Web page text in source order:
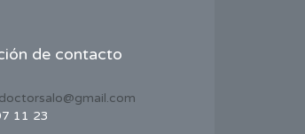
de contacto
11 23